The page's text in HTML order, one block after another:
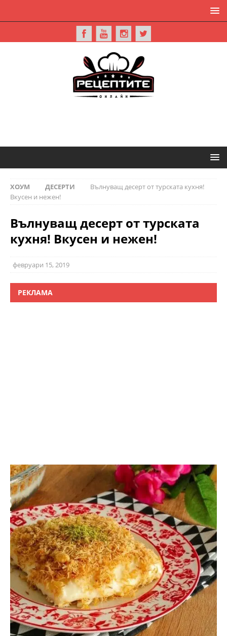
ХОУМ ДЕСЕРТИ
Вълнуващ десерт от турската кухня!
Вкусен и нежен!
Вълнуващ десерт от турската
кухня! Вкусен и нежен!
февруари 15, 2019
РЕКЛАМА